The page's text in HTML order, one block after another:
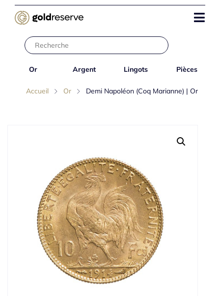
Or Argent Lingots Pièces
Accueil Or Demi Napoléon (Coq Marianne) | Or